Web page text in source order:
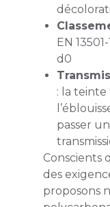
EN
d0
: la
passer
Conscients
des
proposons